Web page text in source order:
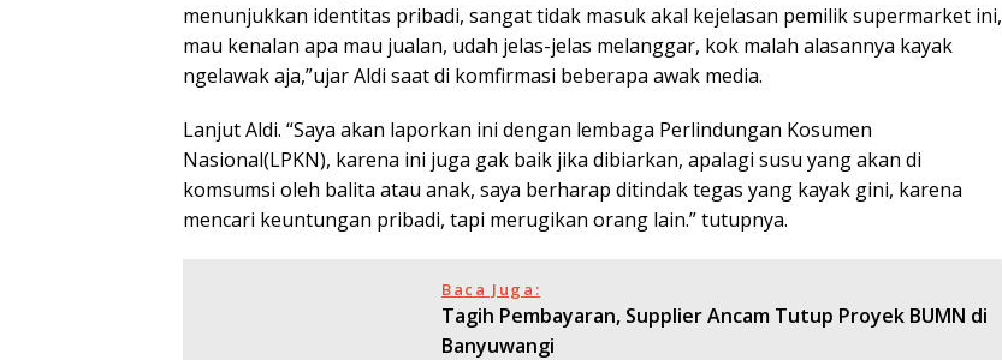
menunjukkan identitas pribadi, sangat tidak masuk akal kejelasan pemilik supermarket ini,
mau kenalan apa mau jualan, udah jelas-jelas melanggar, kok malah alasannya kayak
ngelawak aja,”ujar Aldi saat di komfirmasi beberapa awak media.
Lanjut Aldi. “Saya akan laporkan ini dengan lembaga Perlindungan Kosumen
Nasional(LPKN), karena ini juga gak baik jika dibiarkan, apalagi susu yang akan di
komsumsi oleh balita atau anak, saya berharap ditindak tegas yang kayak gini, karena
mencari keuntungan pribadi, tapi merugikan orang lain.” tutupnya.
Baca Juga:
Tagih Pembayaran, Supplier Ancam Tutup Proyek BUMN di
Banyuwangi